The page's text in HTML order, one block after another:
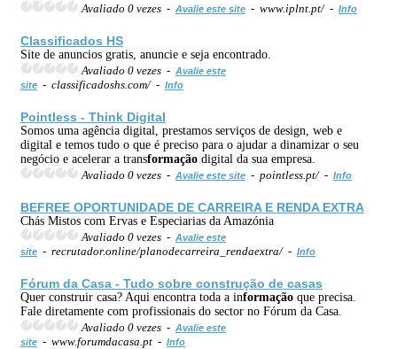
Avaliado 0 vezes - Avalie este site - www.iplnt.pt/ - Info
Classificados HS
Site de anuncios gratis, anuncie e seja encontrado.
Avaliado 0 vezes - Avalie este
site - classificadoshs.com/ - Info
Pointless - Think Digital
Somos uma agência digital, prestamos serviços de design, web e
digital e temos tudo o que é preciso para o ajudar a dinamizar o seu
negócio e acelerar a transformação digital da sua empresa.
Avaliado 0 vezes - Avalie este site - pointless.pt/ - Info
BEFREE OPORTUNIDADE DE CARREIRAE RENDA EXTRA
Chás Mistos com Ervas e Especiarias da Amazónia
Avaliado 0 vezes - Avalie este
site - recrutador.online/planodecarreira_rendaextra/ - Info
Fórum da Casa - Tudo sobre construção de casas
Quer construir casa? Aqui encontra toda a informação que precisa.
Fale diretamente com profissionais do sector no Fórum da Casa.
Avaliado 0 vezes - Avalie este
site - www.forumdacasa.pt - Info